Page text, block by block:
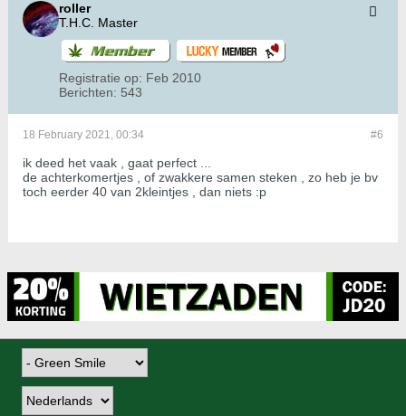
roller
T.H.C. Master
Registratie op: Feb 2010
Berichten: 543
#6
18 February 2021, 00:34
ik deed het vaak , gaat perfect ...
de achterkomertjes , of zwakkere samen steken , zo heb je bv
toch eerder 40 van 2kleintjes , dan niets :p